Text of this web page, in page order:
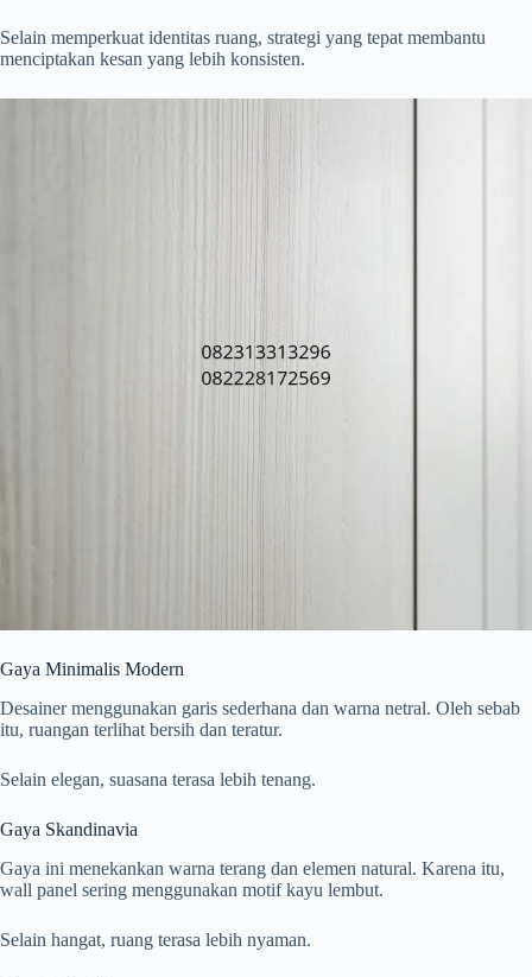
Selain memperkuat identitas ruang, strategi yang tepat membantu
menciptakan kesan yang lebih konsisten.
Gaya Minimalis Modern
Desainer menggunakan garis sederhana dan warna netral. Oleh sebab
itu, ruangan terlihat bersih dan teratur.
Selain elegan, suasana terasa lebih tenang.
Gaya Skandinavia
Gaya ini menekankan warna terang dan elemen natural. Karena itu,
wall panel sering menggunakan motif kayu lembut.
Selain hangat, ruang terasa lebih nyaman.